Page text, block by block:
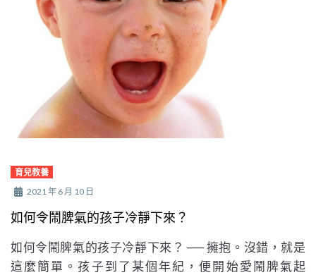
育兒教養
2021 年 6 月 10 日
如何令鬧脾氣的孩子冷靜下來？
如何令鬧脾氣的孩子冷靜下來？ ── 擁抱。沒錯，就是
這麼簡單。孩子到了某個年紀，便開始愛鬧脾氣起